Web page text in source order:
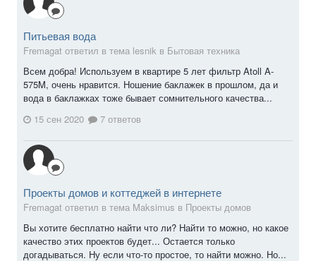
Питьевая вода
Fremagat ответил в тема lesnik в Бытовая техника
Всем добра! Используем в квартире 5 лет фильтр Atoll A-
575M, очень нравится. Ношение баклажек в прошлом, да и
вода в баклажках тоже бывает сомнительного качества...
15 сен 2020
7 ответов
Проекты домов и коттеджей в интернете
Fremagat ответил в тема Maksimus в Проекты домов
Вы хотите бесплатно найти что ли? Найти то можно, но какое
качество этих проектов будет... Остается только
догадываться. Ну если что-то простое, то найти можно. Но...